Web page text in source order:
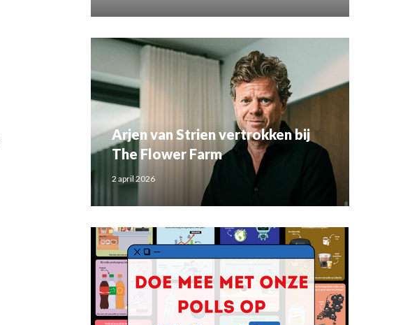
Arjen van Strien vertrokken bij
The Flower Farm
2 april 2026